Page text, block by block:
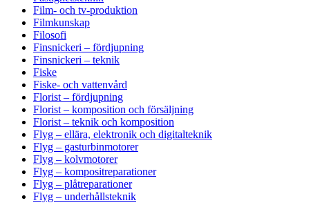
Film- och tv-produktion
Filmkunskap
Filosofi
Finsnickeri – fördjupning
Finsnickeri – teknik
Fiske
Fiske- och vattenvård
Florist – fördjupning
Florist – komposition och försäljning
Florist – teknik och komposition
Flyg – ellära, elektronik och digitalteknik
Flyg – gasturbinmotorer
Flyg – kolvmotorer
Flyg – kompositreparationer
Flyg – plåtreparationer
Flyg – underhållsteknik